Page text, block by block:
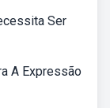
Ser
A Expressão